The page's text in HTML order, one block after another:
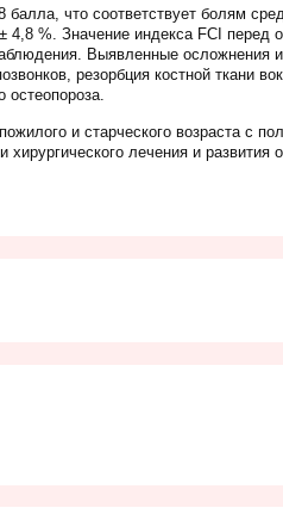
что соответствует болям
4,8 %. Значение индекса FCI перед
Выявленные осложнения
резорбция костной ткани
остеопороза.
и старческого возраста с
лечения и развития